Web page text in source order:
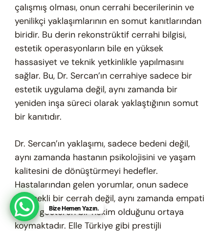
çalışmış olması, onun cerrahi becerilerinin ve
yenilikçi yaklaşımlarının en somut kanıtlarından
biridir. Bu derin rekonstrüktif cerrahi bilgisi,
estetik operasyonların bile en yüksek
hassasiyet ve teknik yetkinlikle yapılmasını
sağlar. Bu, Dr. Sercan’ın cerrahiye sadece bir
estetik uygulama değil, aynı zamanda bir
yeniden inşa süreci olarak yaklaştığının somut
bir kanıtıdır.
Dr. Sercan’ın yaklaşımı, sadece bedeni değil,
aynı zamanda hastanın psikolojisini ve yaşam
kalitesini de dönüştürmeyi hedefler.
Hastalarından gelen yorumlar, onun sadece
yetenekli bir cerrah değil, aynı zamanda empati
ve ilgi gösteren bir hekim olduğunu ortaya
koymaktadır. Elle Türkiye gibi prestijli
Bize Hemen Yazın.